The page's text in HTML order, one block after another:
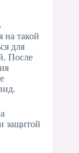
на такой
для
После
защитой